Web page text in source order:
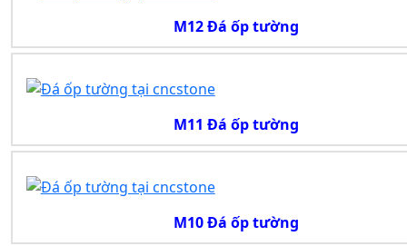
M12 Đá ốp tường
M11 Đá ốp tường
M10 Đá ốp tường